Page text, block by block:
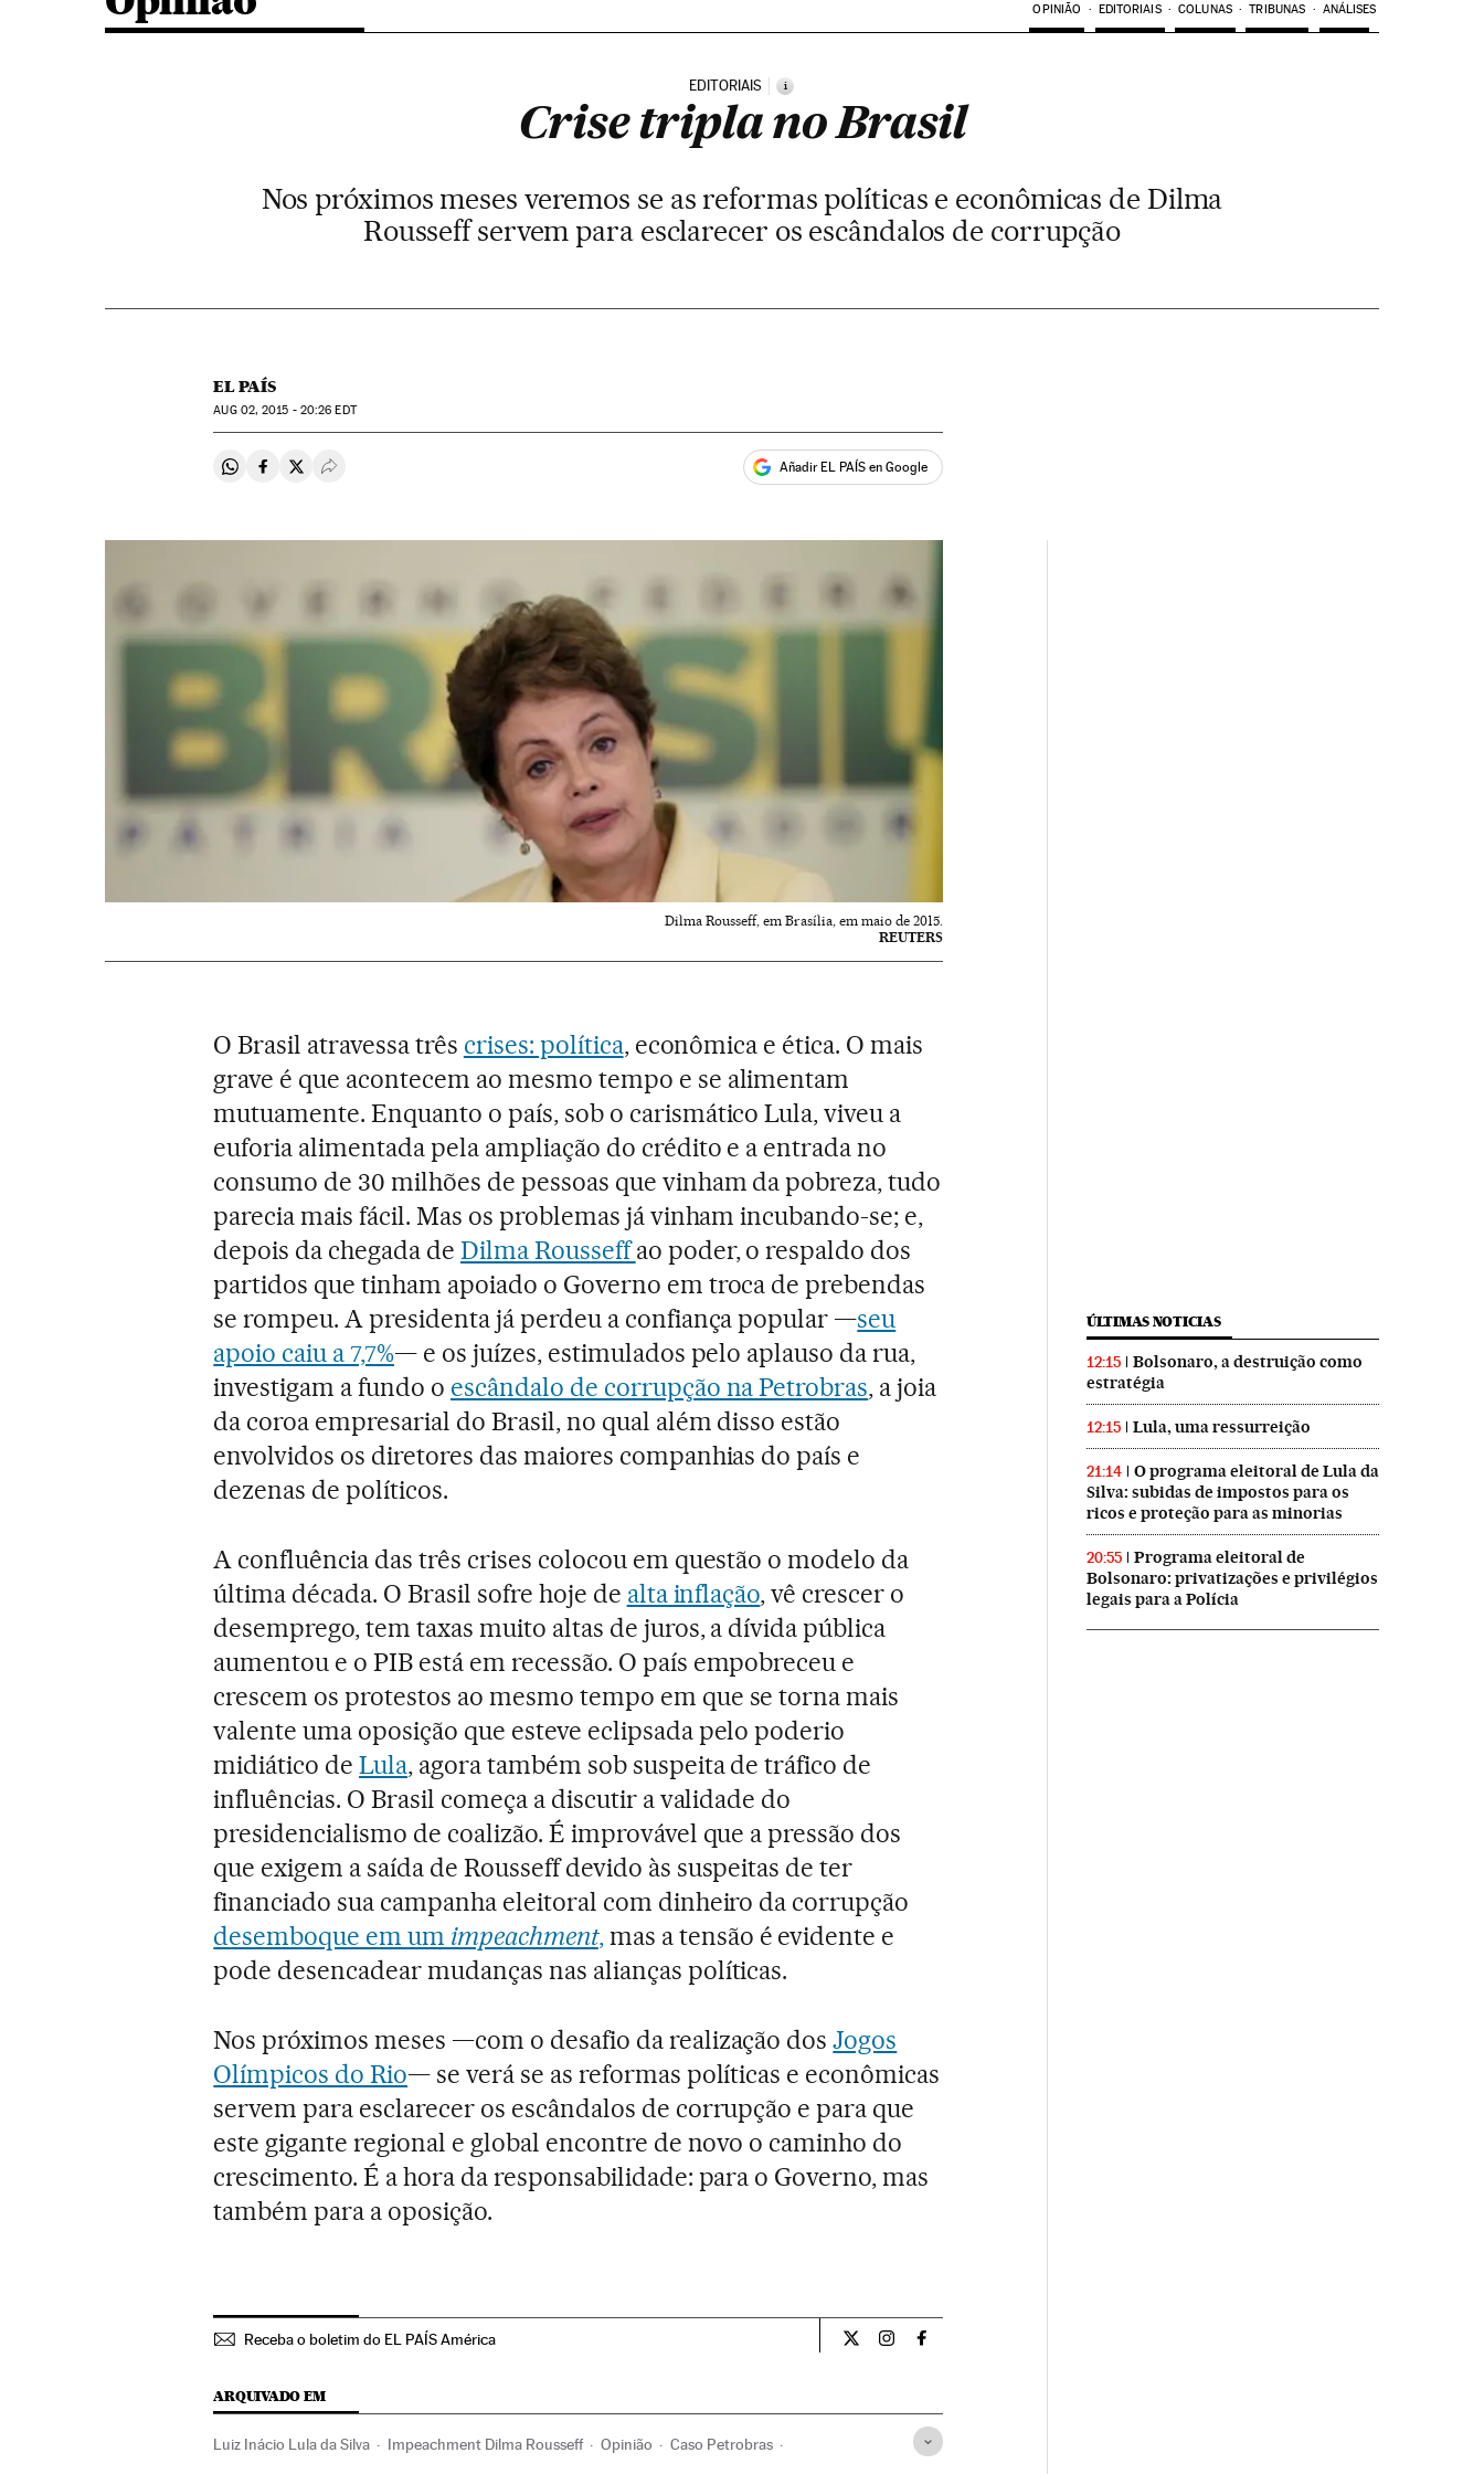
OPINIÃO EDITORIAIS COLUNAS TRIBUNAS ANÁLISES
EDITORIAIS i
Crise tripla no Brasil
Nos próximos meses veremos se as reformas políticas e econômicas de Dilma
Rousseff servem para esclarecer os escândalos de corrupção
EL PAÍS
AUG02, 2015 - 20:26 EDT
Compartir en Whatsapp
Compartir en Facebook
Compartir en Twitter
Desplegar Redes Sociales Añadir EL PAÍS en Google
Dilma Rousseff, em Brasília, em maio de 2015.
REUTERS
O Brasil atravessa três crises: política, econômica e ética. O mais
grave é que acontecem ao mesmo tempo e se alimentam
mutuamente. Enquanto o país, sob o carismático Lula, viveu a
euforia alimentada pela ampliação do crédito e a entrada no
consumo de 30 milhões de pessoas que vinham da pobreza, tudo
parecia mais fácil. Mas os problemas já vinham incubando-se; e,
depois da chegada de Dilma Rousseffao poder, o respaldo dos
partidos que tinham apoiado o Governo em troca de prebendas
se rompeu. A presidenta já perdeu a confiança popular —seu
apoio caiu a 7,7%— e os juízes, estimulados pelo aplauso da rua,
investigam a fundo o escândalo de corrupção na Petrobras, a joia
da coroa empresarial do Brasil, no qual além disso estão
envolvidos os diretores das maiores companhias do país e
dezenas de políticos.
A confluência das três crises colocou em questão o modelo da
última década. O Brasil sofre hoje de alta inflação, vê crescer o
desemprego, tem taxas muito altas de juros, a dívida pública
aumentou e o PIB está em recessão. O país empobreceu e
crescem os protestos ao mesmo tempo em que se torna mais
valente uma oposição que esteve eclipsada pelo poderio
midiático deLula, agora também sob suspeita de tráfico de
influências. O Brasil começa a discutir a validade do
presidencialismo de coalizão. É improvável que a pressão dos
que exigem a saída de Rousseff devido às suspeitas de ter
financiado sua campanha eleitoral com dinheiro da corrupção
desemboque em um impeachment,mas a tensão é evidente e
pode desencadear mudanças nas alianças políticas.
Nos próximos meses —com o desafio da realização dosJogos
Olímpicos do Rio— se verá se as reformas políticas e econômicas
servem para esclarecer os escândalos de corrupção e para que
este gigante regional e global encontre de novo o caminho do
crescimento. É a hora da responsabilidade: para o Governo, mas
também para a oposição.
Receba o boletim do EL PAÍS América Opiniao El País Brasil en Twitter
Opiniao El País Brasil en Instagram
Opiniao El País Brasil en Facebook
ARQUIVADO EM
Luiz Inácio Lula da Silva Impeachment Dilma Rousseff Opinião Caso Petrobras
ÚLTIMAS NOTICIAS
12:15
Bolsonaro, a destruição como
estratégia
12:15 Lula, uma ressurreição
21:14
O programa eleitoral de Lula da
Silva: subidas de impostos para os
ricos e proteção para as minorias
20:55
Programa eleitoral de
Bolsonaro: privatizações e privilégios
legais para a Polícia